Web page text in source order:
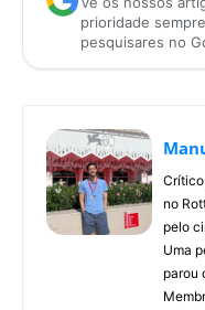
prioridade
pesquisares no
no
pelo
Uma
parou